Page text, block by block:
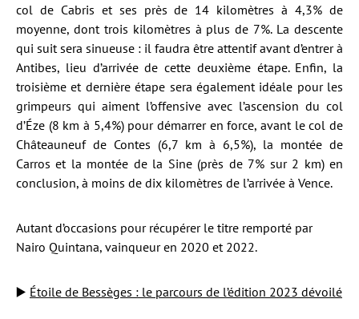
col de Cabris et ses près de 14 kilomètres à 4,3% de
moyenne, dont trois kilomètres à plus de 7%. La descente
qui suit sera sinueuse : il faudra être attentif avant d’entrer à
Antibes, lieu d’arrivée de cette deuxième étape. Enfin, la
troisième et dernière étape sera également idéale pour les
grimpeurs qui aiment l’offensive avec l’ascension du col
d’Éze (8 km à 5,4%) pour démarrer en force, avant le col de
Châteauneuf de Contes (6,7 km à 6,5%), la montée de
Carros et la montée de la Sine (près de 7% sur 2 km) en
conclusion, à moins de dix kilomètres de l’arrivée à Vence.
Autant d’occasions pour récupérer le titre remporté par
Nairo Quintana, vainqueur en 2020 et 2022.
▶️ Étoile de Bessèges : le parcours de l’édition 2023 dévoilé